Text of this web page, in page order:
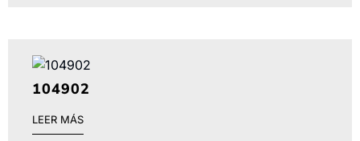
104902
LEER MÁS